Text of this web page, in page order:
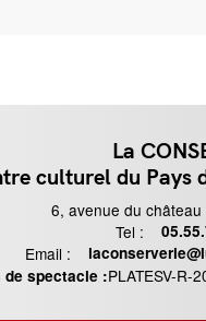
La
culturel du Pays
6, avenue du
Tel :
Email : Email
de spectacle :PLATESV-R-